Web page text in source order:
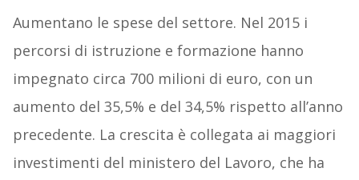
Aumentano le spese del settore. Nel 2015 i
percorsi di istruzione e formazione hanno
impegnato circa 700 milioni di euro, con un
aumento del 35,5% e del 34,5% rispetto all’anno
precedente. La crescita è collegata ai maggiori
investimenti del ministero del Lavoro, che ha